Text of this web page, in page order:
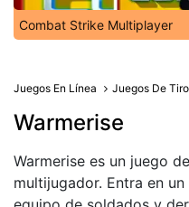
Combat Strike Multiplayer
Juegos En Línea Juegos De Tiro
Warmerise
Warmerise es un juego
multijugador. Entra en